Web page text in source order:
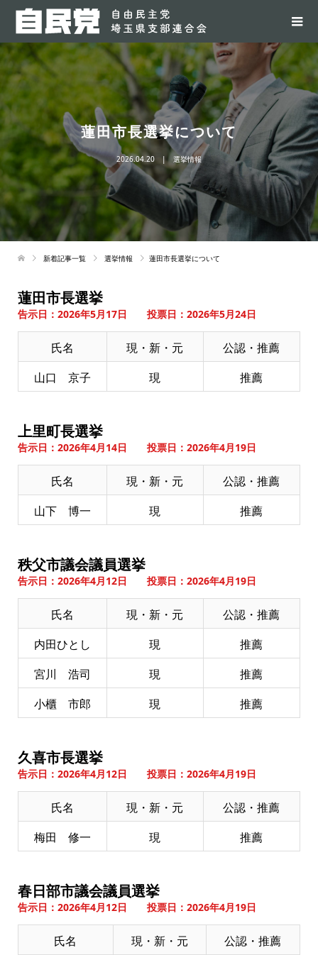
蓮田市長選挙について
2026.04.20 選挙情報
新着記事一覧 選挙情報 蓮田市長選挙について
蓮田市長選挙
告示日：2026年5月17日 投票日：2026年5月24日
氏名 現・新・元
公認・推薦
山口 京子
現 推薦
上里町長選挙
告示日：2026年4月14日 投票日：2026年4月19日
氏名 現・新・元
公認・推薦
山下 博一
現 推薦
秩父市議会議員選挙
告示日：2026年4月12日 投票日：2026年4月19日
氏名 現・新・元
公認・推薦
内田ひとし
現
推薦
宮川 浩司
現
推薦
小櫃 市郎
現 推薦
久喜市長選挙
告示日：2026年4月12日 投票日：2026年4月19日
氏名 現・新・元
公認・推薦
梅田 修一
現 推薦
春日部市議会議員選挙
告示日：2026年4月12日 投票日：2026年4月19日
氏名 現・新・元
公認・推薦